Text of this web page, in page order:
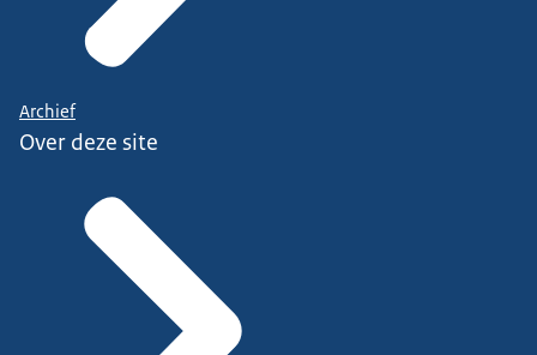
Archief
Over deze site